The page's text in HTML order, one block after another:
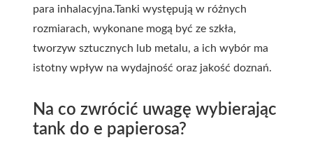
para inhalacyjna.Tanki występują w różnych
rozmiarach, wykonane mogą być ze szkła,
tworzyw sztucznych lub metalu, a ich wybór ma
istotny wpływ na wydajność oraz jakość doznań.
Na co zwrócić uwagę wybierając
tank do e papierosa?